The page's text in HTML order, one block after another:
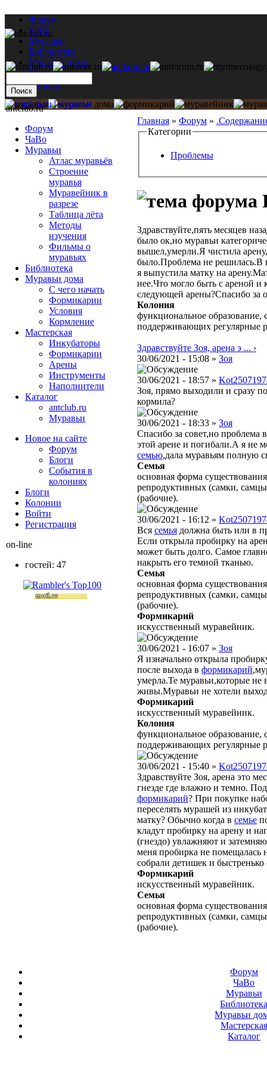
Форум
ЧаВо
Муравьи
Библиотека
Муравьи дома
Мастерская
Каталог
Главная » Форум »
Категории
Проблемы
Здравствуйте,пять месяцев
было ок,но муравьи
вышел,умерли.Я чистила
было.Проблема не решилась.В
я выпустила матку на
нее.Что могло быть с ареной и
следующей арены?Спасибо за
Колония
функциональное образование,
поддерживающих регулярные
Здравствуйте Зоя, арена э ... ›
30/06/2021 - 15:08 » Зоя
30/06/2021 - 18:57 »
Зоя, прямо выходили и сразу
кормила?
30/06/2021 - 18:33 » Зоя
Спасибо за совет,но проблема
этой арене и погибали.А я не
семью,дала муравьям полную
Семья
основная форма
репродуктивных (самки,
(рабочие).
30/06/2021 - 16:12 »
Вся семья должна быть или в
Если открыла пробирку на
может быть долго. Самое
накрыть его темной тканью.
Семья
основная форма
репродуктивных (самки,
(рабочие).
Формикарий
искусственный муравейник.
30/06/2021 - 16:07 » Зоя
Я изначально открыла
после выхода в формикарий
умерла.Те муравьи,которые не
живы.Муравьи не хотели
Формикарий
искусственный муравейник.
Колония
функциональное образование,
поддерживающих регулярные
30/06/2021 - 15:40 »
Здравствуйте Зоя, арена это
гнезде где влажно и темно.
формикарий? При покупке
переселять мурашей из
матку? Обычно когда в семье
кладут пробирку на арену и
(гнездо) увлажняют и
меня пробирка не помещалась
собрали детишек и быстренько
Формикарий
искусственный муравейник.
Семья
основная форма
репродуктивных (самки,
(рабочие).
antclub.ru
Форум
ЧаВо
Муравьи
Атлас муравьёв
Строение
муравья
Муравейник в
разрезе
Таблица лёта
Методы
изучения
Фильмы о
муравьях
Библиотека
Муравьи дома
С чего начать
Формикарии
Условия
Кормление
Мастерская
Инкубаторы
Формикарии
Арены
Инструменты
Наполнители
Каталог
antclub.ru
Муравьи
Новое на сайте
Форум
Блоги
События в
колониях
Блоги
Колонии
Войти
Peгиcтpaция
on-line
гостей: 47
Форум
ЧаВо
Муравьи
Муравьи
Мастерская
Каталог